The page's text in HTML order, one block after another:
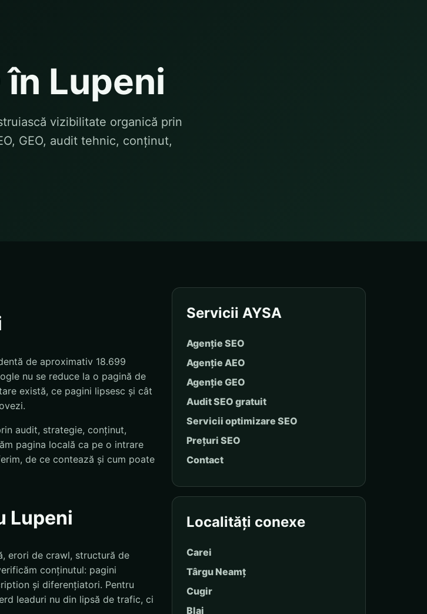
în Lupeni
vizibilitate organică prin
GEO, audit tehnic, conținut,
de aproximativ 18.699
nu se reduce la o pagină de
există, ce pagini lipsesc și cât
audit, strategie, conținut,
pagina locală ca pe o intrare
de ce contează și cum poate
Lupeni
erori de crawl, structură de
conținutul: pagini
și diferențiatori. Pentru
leaduri nu din lipsă de trafic, ci
Servicii AYSA
Agenție SEO
Agenție AEO
Agenție GEO
Audit SEO gratuit
Servicii optimizare SEO
Prețuri SEO
Contact
Localități conexe
Carei
Târgu Neamț
Cugir
Blaj